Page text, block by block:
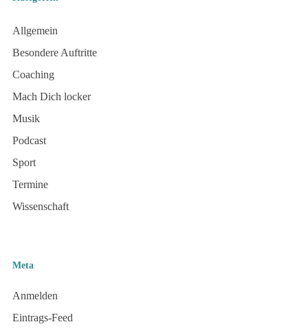
Allgemein
Besondere Auftritte
Coaching
Mach Dich locker
Musik
Podcast
Sport
Termine
Wissenschaft
Meta
Anmelden
Eintrags-Feed